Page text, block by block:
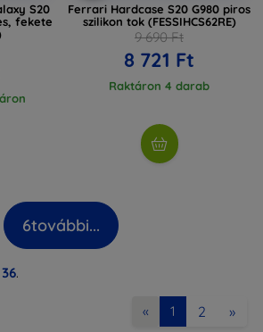
S20
fekete
Ferrari Hardcase S20 G980 piros
szilikon tok (FESSIHCS62RE)
9 690 Ft
8 721 Ft
Raktáron 4 darab
6további...
36.
« 1 2 »